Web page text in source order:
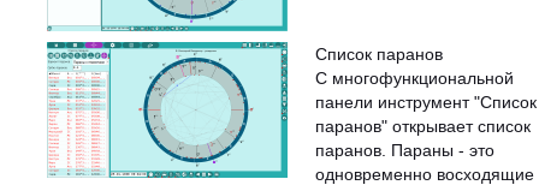
Список паранов
С многофункциональной
панели инструмент "Список
паранов" открывает список
паранов. Параны - это
одновременно восходящие